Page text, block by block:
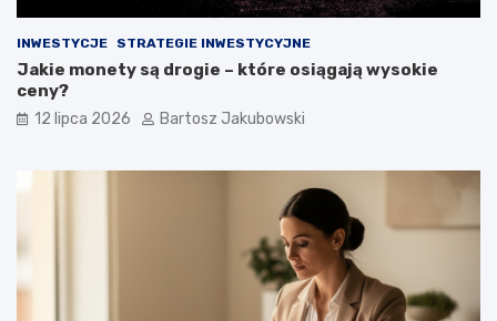
INWESTYCJE STRATEGIE INWESTYCYJNE
Jakie monety są drogie – które osiągają wysokie
ceny?
12 lipca 2026 Bartosz Jakubowski